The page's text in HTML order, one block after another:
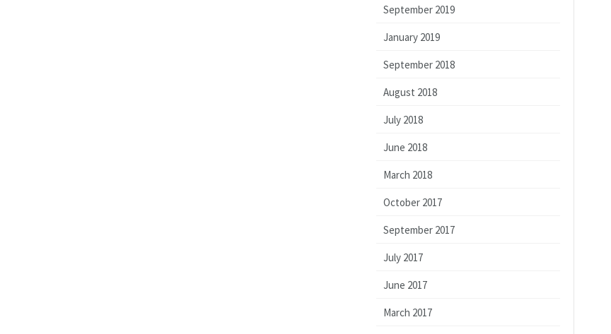
September 2019
January 2019
September 2018
August 2018
July 2018
June 2018
March 2018
October 2017
September 2017
July 2017
June 2017
March 2017